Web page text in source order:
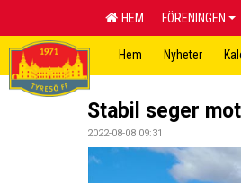
HEM FÖRENINGEN
Hem Nyheter
Stabil seger
2022-08-08 09:31